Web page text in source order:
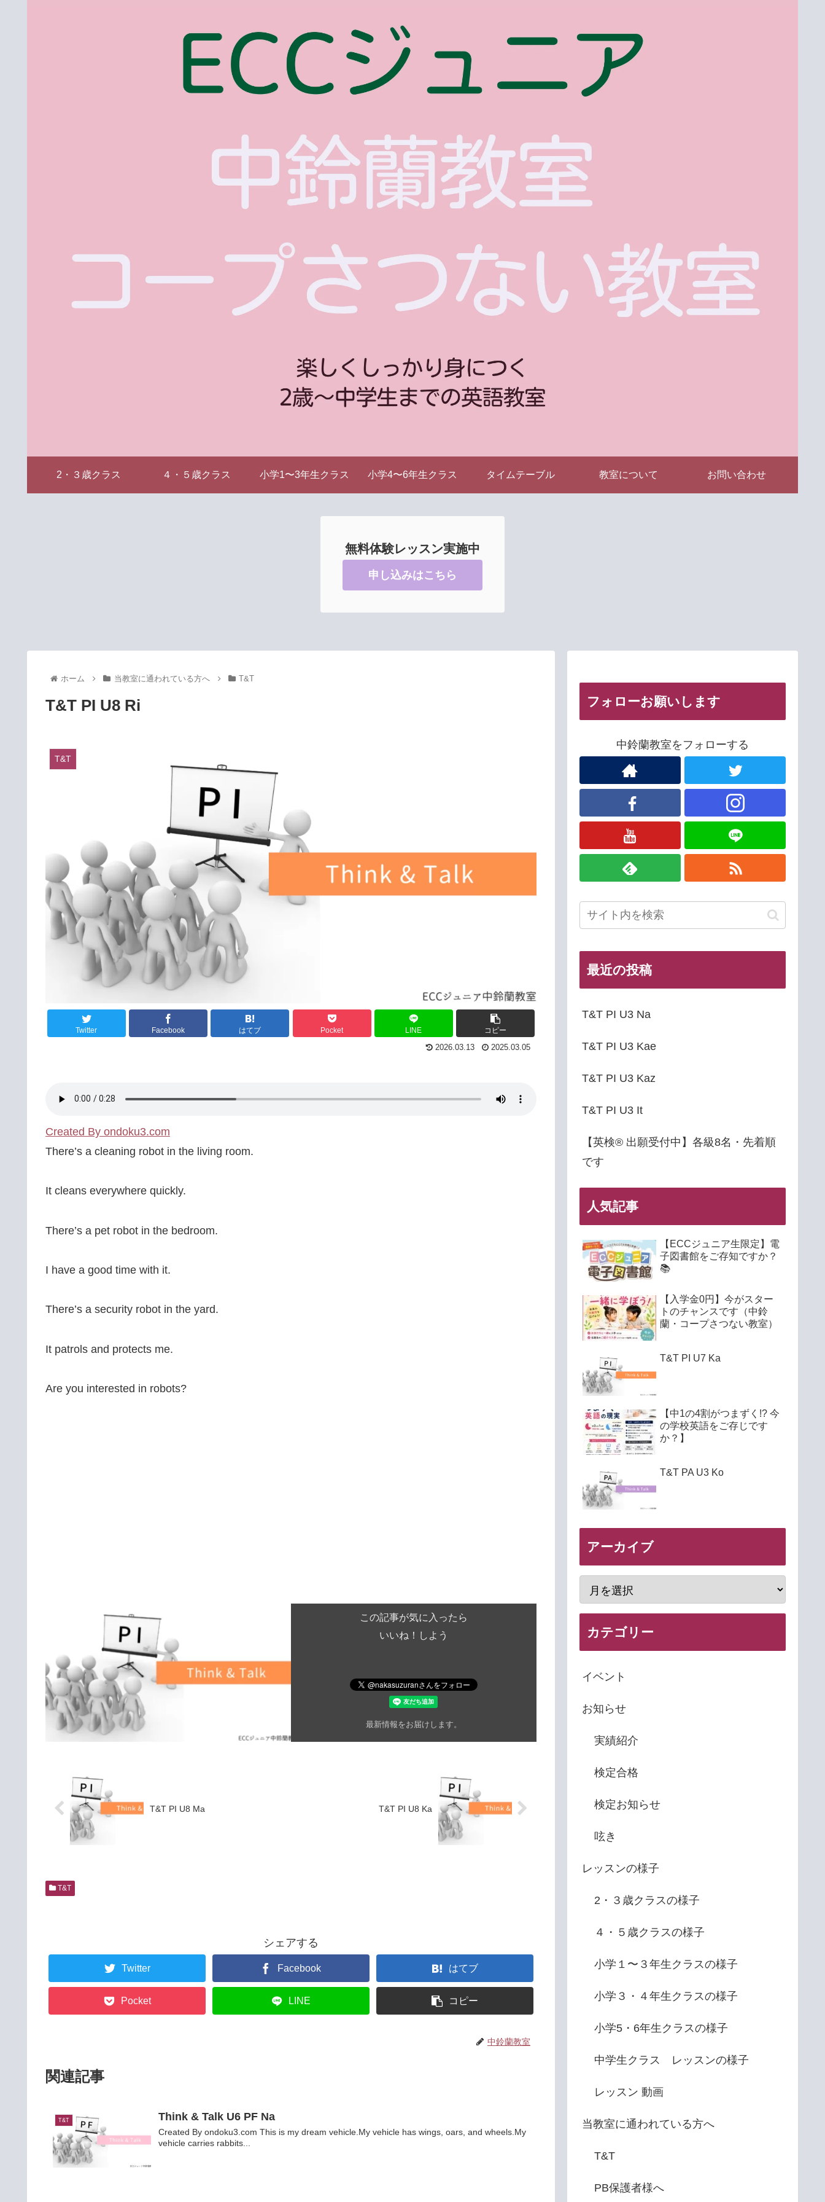
2・３歳クラス ４・５歳クラス 小学1〜3年生クラス 小学4〜6年生クラス タイムテーブル 教室について お問い合わせ
無料体験レッスン実施中
申し込みはこちら
ホーム 当教室に通われている方へ T&T
T&T PI U8 Ri
T&T
Twitter Facebook はてブ Pocket LINE コピー
2026.03.13 2025.03.05
Created By ondoku3.com
There’s a cleaning robot in the living room.
It cleans everywhere quickly.
There’s a pet robot in the bedroom.
I have a good time with it.
There’s a security robot in the yard.
It patrols and protects me.
Are you interested in robots?
この記事が気に入ったら
いいね！しよう
最新情報をお届けします。
T&T PI U8 Ma T&T PI U8 Ka
T&T
シェアする
Twitter Facebook はてブ
Pocket LINE コピー
中鈴蘭教室
関連記事
T&T Think & Talk U6 PF Na
Created By ondoku3.com This is my dream vehicle.My vehicle has wings, oars, and wheels.My
vehicle carries rabbits...
フォローお願いします
中鈴蘭教室をフォローする
最近の投稿
T&T PI U3 Na
T&T PI U3 Kae
T&T PI U3 Kaz
T&T PI U3 It
【英検® 出願受付中】各級8名・先着順
です
人気記事
【ECCジュニア生限定】電
子図書館をご存知ですか？
📚
【入学金0円】今がスター
トのチャンスです（中鈴
蘭・コープさつない教室）
T&T PI U7 Ka
【中1の4割がつまずく!? 今
の学校英語をご存じです
か？】
T&T PA U3 Ko
アーカイブ
カテゴリー
イベント
お知らせ
実績紹介
検定合格
検定お知らせ
呟き
レッスンの様子
2・３歳クラスの様子
４・５歳クラスの様子
小学１〜３年生クラスの様子
小学３・４年生クラスの様子
小学5・6年生クラスの様子
中学生クラス レッスンの様子
レッスン 動画
当教室に通われている方へ
T&T
PB保護者様へ